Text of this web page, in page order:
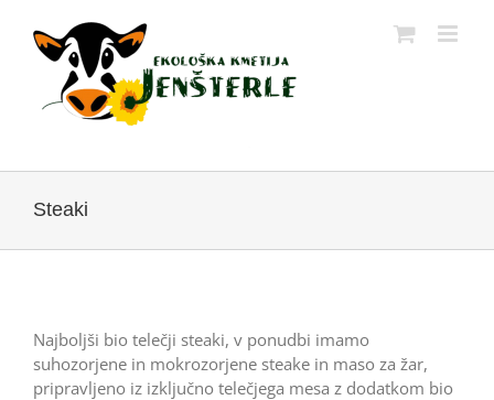
content
Steaki
Najboljši bio telečji steaki, v ponudbi imamo
suhozorjene in mokrozorjene steake in maso za žar,
pripravljeno iz izključno telečjega mesa z dodatkom bio